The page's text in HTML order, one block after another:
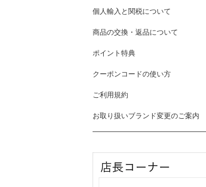
個人輸入と関税について
商品の交換・返品について
ポイント特典
クーポンコードの使い方
ご利用規約
お取り扱いブランド変更のご案内